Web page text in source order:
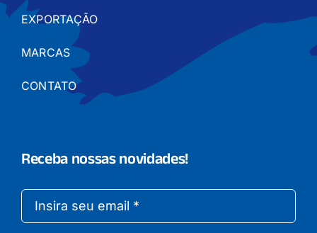
EXPORTAÇÃO
MARCAS
CONTATO
Receba nossas novidades!